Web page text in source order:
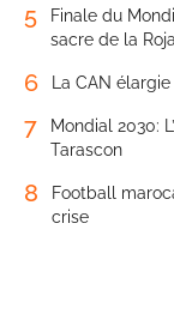
5
Finale du
sacre de la
6 La CAN
7
Mondial 2030:
Tarascon
8
Football
crise